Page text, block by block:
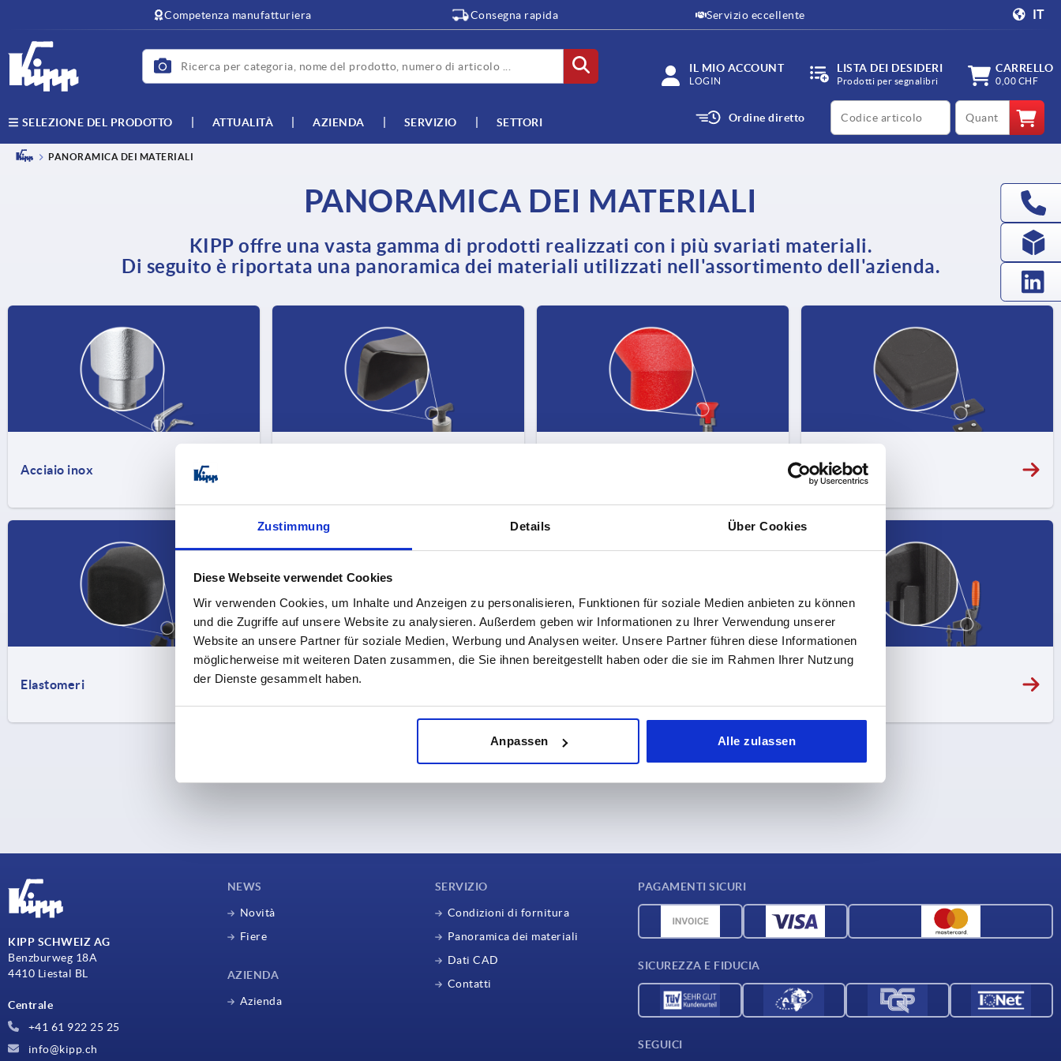
Zustimmung Details Über Cookies
Diese Webseite verwendet Cookies
Wir verwenden Cookies, um Inhalte und Anzeigen zu personalisieren, Funktionen für soziale Medien anbieten zu können
und die Zugriffe auf unsere Website zu analysieren. Außerdem geben wir Informationen zu Ihrer Verwendung unserer
Website an unsere Partner für soziale Medien, Werbung und Analysen weiter. Unsere Partner führen diese Informationen
möglicherweise mit weiteren Daten zusammen, die Sie ihnen bereitgestellt haben oder die sie im Rahmen Ihrer Nutzung
der Dienste gesammelt haben.
Anpassen Alle zulassen
Competenza manufatturiera Consegna rapida Servizio eccellente IT
IL MIO ACCOUNT
LOGIN
LISTA DEI DESIDERI
Prodotti per segnalibri
CARRELLO
0,00 CHF
SELEZIONE DEL PRODOTTO ATTUALITÀ AZIENDA SERVIZIO SETTORI Ordine diretto
productCode qty
PANORAMICA DEI MATERIALI
PANORAMICA DEI MATERIALI
KIPP offre una vasta gamma di prodotti realizzati con i più svariati materiali.
Di seguito è riportata una panoramica dei materiali utilizzati nell'assortimento dell'azienda.
Acciaio inox TPE
Elastomeri Metalli NF
KIPP SCHWEIZ AG
Benzburweg 18A
4410 Liestal BL
Centrale
+41 61 922 25 25
info@kipp.ch
NEWS
Novità
Fiere
AZIENDA
Azienda
SERVIZIO
Condizioni di fornitura
Panoramica dei materiali
Dati CAD
Contatti
PAGAMENTI SICURI
SICUREZZA E FIDUCIA
SEGUICI